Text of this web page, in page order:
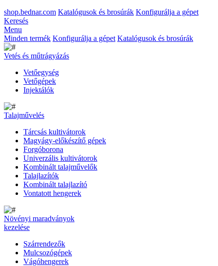
shop.bednar.com Katalógusok és brosúrák Konfigurálja a gépet
Keresés
Menu
Minden termék Konfigurálja a gépet Katalógusok és brosúrák
Vetés és műtrágyázás
Vetőegység
Vetőgépek
Injektálók
Talajművelés
Tárcsás kultivátorok
Magyágy-előkészítő gépek
Forgóborona
Univerzális kultivátorok
Kombinált talajművelők
Talajlazítók
Kombinált talajlazító
Vontatott hengerek
Növényi maradványok
kezelése
Szárrendezők
Mulcsozógépek
Vágóhengerek